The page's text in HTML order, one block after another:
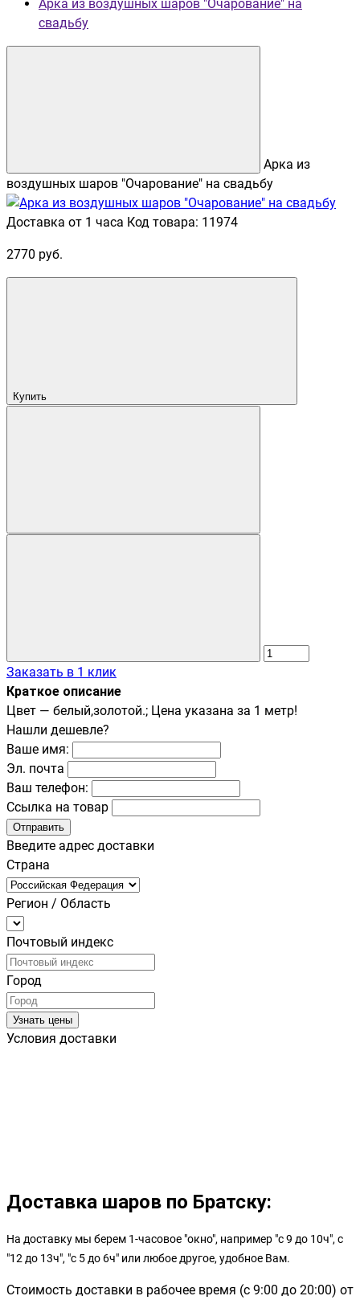
Арка из воздушных шаров "Очарование" на
свадьбу
Арка из
воздушных шаров "Очарование" на свадьбу
Доставка от 1 часа Код товара: 11974
2770 руб.
Купить
Заказать в 1 клик
Краткое описание
Цвет — белый,золотой.; Цена указана за 1 метр!
Нашли дешевле?
Ваше имя:
Эл. почта
Ваш телефон:
Ссылка на товар
Отправить
Введите адрес доставки
Страна
Регион / Область
Почтовый индекс
Город
Узнать цены
Условия доставки
Доставка шаров по Братску:
На доставку мы берем 1-часовое "окно", например "с 9 до 10ч", с
"12 до 13ч", "с 5 до 6ч" или любое другое, удобное Вам.
Стоимость доставки в рабочее время (с 9:00 до 20:00) от